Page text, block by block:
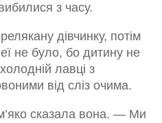
з часу.
дівчинку, потім
не було, бо дитину не
лавці з
від сліз очима.
сказала вона. — Ми